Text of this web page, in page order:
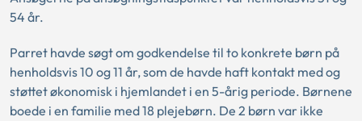
54 år.
Parret havde søgt om godkendelse til to konkrete børn på
henholdsvis 10 og 11 år, som de havde haft kontakt med og
støttet økonomisk i hjemlandet i en 5-årig periode. Børnene
boede i en familie med 18 plejebørn. De 2 børn var ikke